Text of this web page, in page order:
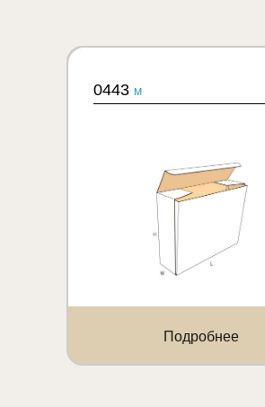
0443 M
Подробнее